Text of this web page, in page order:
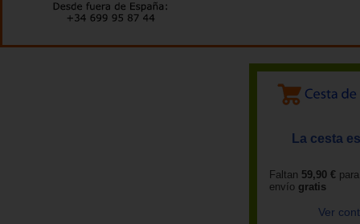
La cesta
Faltan 59,90 €
envío gratis
Ver